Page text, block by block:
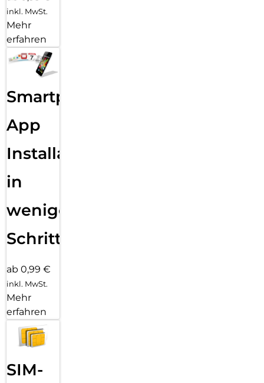
inkl. MwSt.
Mehr
erfahren
Smartphone
App
Installation
in
wenigen
Schritten
ab 0,99 €
inkl. MwSt.
Mehr
erfahren
SIM-